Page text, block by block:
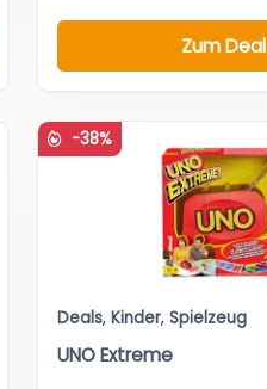
Zum Deal
-38%
Deals, Kinder, Spielzeug
UNO Extreme